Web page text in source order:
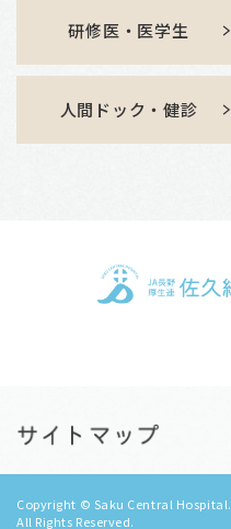
研修医・医学生
人間ドック・健診
Copyright © Saku Central Hospital.
All Rights Reserved.